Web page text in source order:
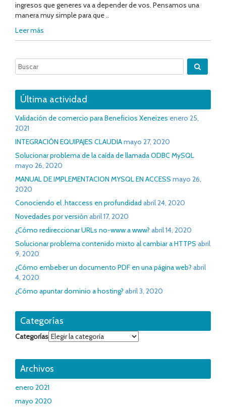
ingresos que generes va a depender de vos. Pensamos una
manera muy simple para que ..
Leer más
Última actividad
Validación de comercio para Beneficios Xeneizes enero 25,
2021
INTEGRACIÓN EQUIPAJES CLAUDIAmayo 27, 2020
Solucionar problema de la caída de llamada ODBC MySQL
mayo 26, 2020
MANUAL DE IMPLEMENTACION MYSQL EN ACCESS mayo 26,
2020
Conociendo el .htaccess en profundidad abril 24, 2020
Novedades por versión abril 17, 2020
¿Cómo redireccionar URLs no-www a www? abril 14, 2020
Solucionar problema contenido mixto al cambiar a HTTPS abril
9, 2020
¿Cómo embeber un documento PDF en una página web? abril
4, 2020
¿Cómo apuntar dominio a hosting? abril 3, 2020
Categorías
Categorías
Archivos
enero 2021
mayo 2020